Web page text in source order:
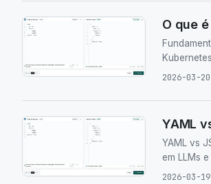
O que
2026-03-20
YAML
YAML vs
em LLMs
2026-03-19